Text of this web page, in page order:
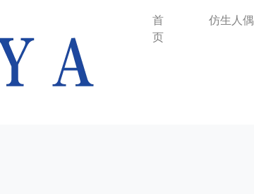
首
页
仿生人偶